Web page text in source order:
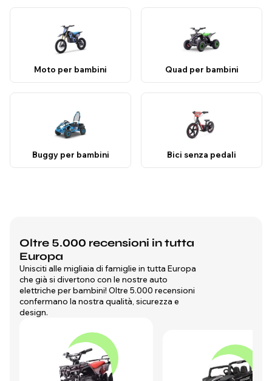
Moto per bambini Quad per bambini
Buggy per bambini Bici senza pedali
Oltre 5.000 recensioni in tutta
Europa
Unisciti alle migliaia di famiglie in tutta Europa
che già si divertono con le nostre auto
elettriche per bambini! Oltre 5.000 recensioni
confermano la nostra qualità, sicurezza e
design.